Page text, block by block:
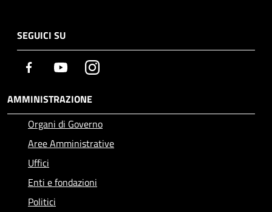
SEGUICI SU
Facebook YoutubeInstagram
AMMINISTRAZIONE
Organi di Governo
Aree Amministrative
Uffici
Enti e fondazioni
Politici